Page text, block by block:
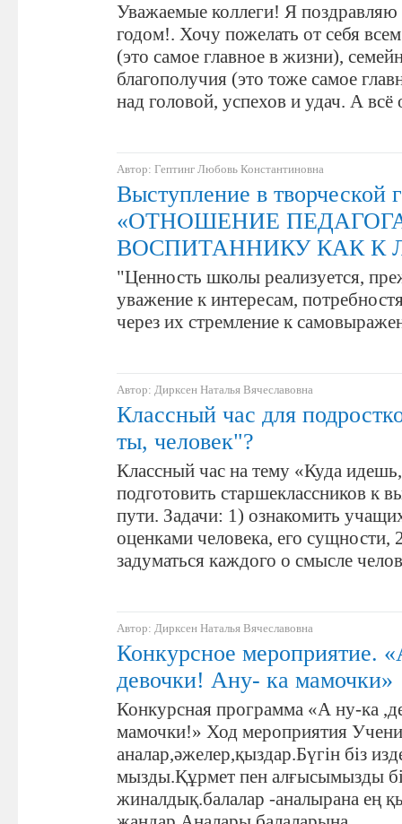
Уважаемые коллеги! Я
годом!. Хочу пожелать от себя
(это самое главное в жизни),
благополучия (это тоже самое
над головой, успехов и удач. А
Автор: Гептинг Любовь Константиновна
Выступление в творческой
«ОТНОШЕНИЕ
ВОСПИТАННИКУ КАК К
"Ценность школы реализуется,
уважение к интересам,
через их стремление к
Автор: Дирксен Наталья Вячеславовна
Классный час для
ты, человек"?
Классный час на тему «Куда
подготовить старшеклассников к
пути. Задачи: 1) ознакомить
оценками человека, его сущности,
задуматься каждого о смысле
Автор: Дирксен Наталья Вячеславовна
Конкурсное мероприятие.
девочки! Ану- ка мамочки»
Конкурсная программа «А ну-ка
мамочки!» Ход мероприятия
аналар,әжелер,қыздар.Бүгін біз
мызды.Құрмет пен алғысымызды
жиналдық.балалар -аналырана ең